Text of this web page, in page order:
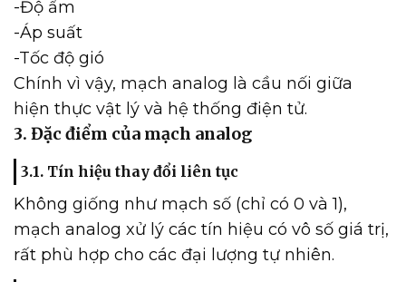
-Độ ẩm
-Áp suất
-Tốc độ gió
Chính vì vậy, mạch analog là cầu nối giữa
hiện thực vật lý và hệ thống điện tử.
3. Đặc điểm của mạch analog
3.1. Tín hiệu thay đổi liên tục
Không giống như mạch số (chỉ có 0 và 1),
mạch analog xử lý các tín hiệu có vô số giá trị,
rất phù hợp cho các đại lượng tự nhiên.